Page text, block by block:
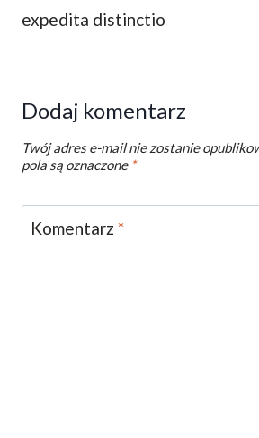
expedita distinctio
Dodaj komentarz
Twój adres e-mail nie zostanie
pola są oznaczone *
Komentarz *